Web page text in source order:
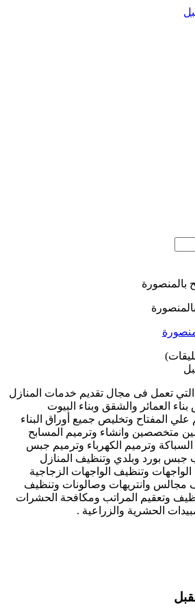
بالمنصورة
تعمل فى مجال تقديم خدمات المنازل
العمائر والشقق وبناء البيوت
المفتاح وتخليص جميع أوراق البناء
متخصصين وانشاء وترميم المسابح
السباكة وترميم الكهرباء وترميم جبس
جبس بورد وبلدي وتنظيف المنازل
وتنظيف الواجهات الزجاجية
مجالس وانتريهات وصالونات وتنظيف
وتعقيم المراتب ومكافحة الحشرات
الحشرية والزراعية .